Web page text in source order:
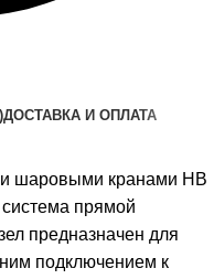
ДОСТАВКА И ОПЛАТА
шаровыми кранами HВ
система прямой
предназначен для
подключением к